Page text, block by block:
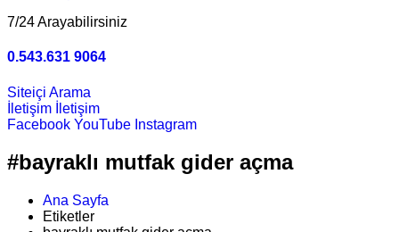
7/24 Arayabilirsiniz
0.543.631 9064
Siteiçi Arama
İletişim
İletişim
Facebook YouTube Instagram
#bayraklı mutfak gider açma
Ana Sayfa
Etiketler